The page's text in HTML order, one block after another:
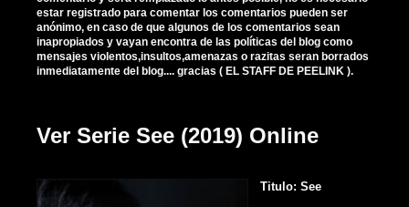
estar registrado para comentar los comentarios pueden ser
anónimo, en caso de que algunos de los comentarios sean
inapropiados y vayan encontra de las políticas del blog como
mensajes violentos,insultos,amenazas o razitas seran borrados
inmediatamente del blog.... gracias ( EL STAFF DE PEELINK ).
Ver Serie See (2019) Online
Titulo: See